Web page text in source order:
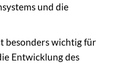
und die
besonders wichtig für
Entwicklung des